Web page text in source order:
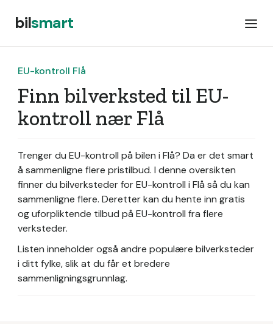
bilsmart
EU-kontroll Flå
Finn bilverksted til EU-
kontroll nær Flå
Trenger du EU-kontroll på bilen i Flå? Da er det smart
å sammenligne flere pristilbud. I denne oversikten
finner du bilverksteder for EU-kontroll i Flå så du kan
sammenligne flere. Deretter kan du hente inn gratis
og uforpliktende tilbud på EU-kontroll fra flere
verksteder.
Listen inneholder også andre populære bilverksteder
i ditt fylke, slik at du får et bredere
sammenligningsgrunnlag.